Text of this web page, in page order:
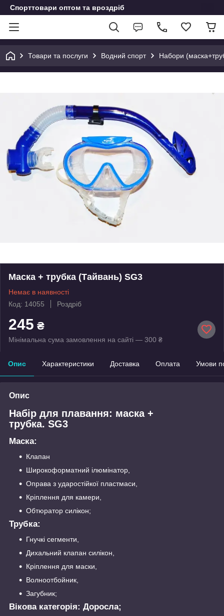
Спорттовари оптом та вроздріб
Товари та послуги Водний спорт Набори
Маска + трубка (Тайвань) SG3
Немає в наявності
Код: 14055
Роздріб
245 ₴
Мінімальна сума замовлення на сайті — 300 ₴
Опис Характеристики Доставка Оплата Умови
Опис
Набір для плавання: маска +
трубка. SG3
Маска:
Клапан
Широкоформатний ілюмінатор,
Оправа з ударостійкої пластмаси,
Кріплення для камери,
Обтюратор силікон;
Трубка:
Гнучкі сегменти,
Дихальний клапан силікон,
Кріплення для маски,
Волноотбойник,
Загубник;
Вікова категорія: Доросла;